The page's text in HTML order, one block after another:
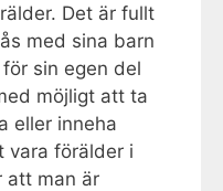
Det är fullt
med sina barn
sin egen del
möjligt att ta
eller inneha
vara förälder i
att man är